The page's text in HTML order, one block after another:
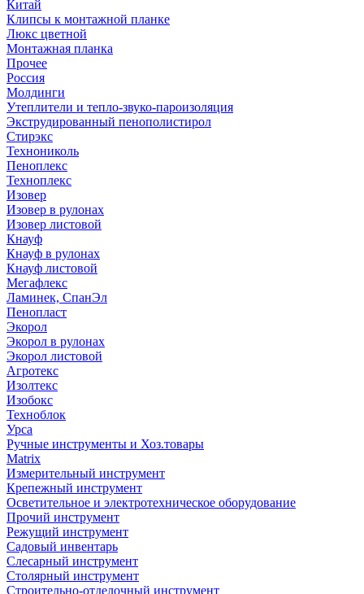
Китай
Клипсы к монтажной планке
Люкс цветной
Монтажная планка
Прочее
Россия
Молдинги
Утеплители и тепло-звуко-пароизоляция
Экструдированный пенополистирол
Стирэкс
Технониколь
Пеноплекс
Техноплекс
Изовер
Изовер в рулонах
Изовер листовой
Кнауф
Кнауф в рулонах
Кнауф листовой
Мегафлекс
Ламинек, СпанЭл
Пенопласт
Экорол
Экорол в рулонах
Экорол листовой
Агротекс
Изолтекс
Изобокс
Техноблок
Урса
Ручные инструменты и Хоз.товары
Matrix
Измерительный инструмент
Крепежный инструмент
Осветительное и электротехническое оборудование
Прочий инструмент
Режущий инструмент
Садовый инвентарь
Слесарный инструмент
Столярный инструмент
Строительно-отделочный инструмент